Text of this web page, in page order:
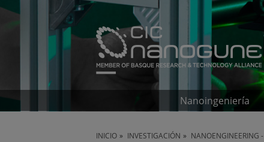
Nanoingeniería
INICIO INVESTIGACIÓN NANOENGINEERING